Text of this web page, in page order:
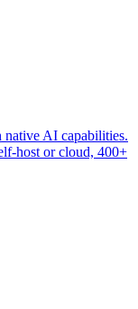
AI capabilities.
host or cloud, 400+